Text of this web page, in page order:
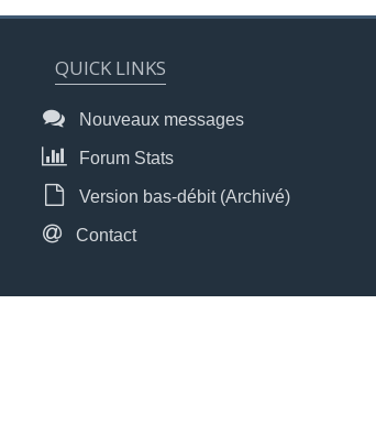
QUICK LINKS
Nouveaux messages
Forum Stats
Version bas-débit (Archivé)
Contact